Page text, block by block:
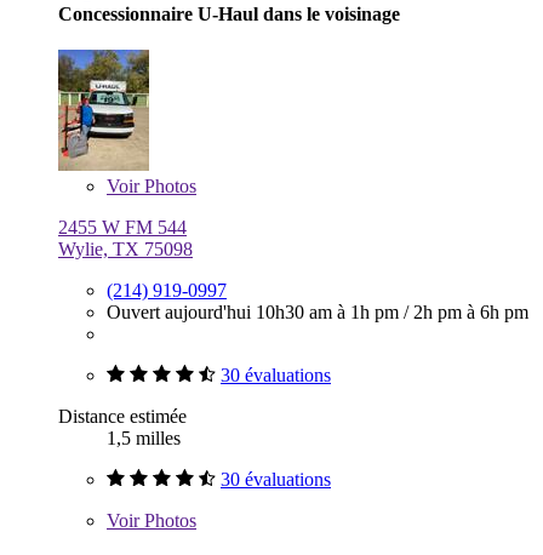
Concessionnaire U-Haul dans le voisinage
VoirPhotos
2455 W FM 544
Wylie, TX 75098
(214) 919-0997
Ouvert aujourd'hui 10h30 am à 1h pm / 2h pm à 6h pm
30 évaluations
Distance estimée
1,5 milles
30 évaluations
VoirPhotos